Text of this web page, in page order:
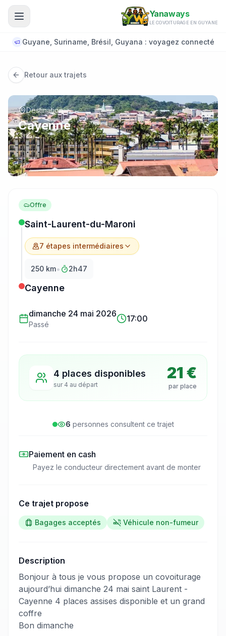
Aller au contenu principal
Yanaways
LE COVOITURAGE EN GUYANE
Guyane, Suriname, Brésil, Guyana : voyagez connecté
Retour aux trajets
Destination
Cayenne
Offre
Saint-Laurent-du-Maroni
7 étapes intermédiaires
250 km• 2h47
Cayenne
dimanche 24 mai 2026
Passé
17:00
4 places disponibles
sur 4 au départ
21 €
par place
6 personnes consultentce trajet
Paiement en cash
Payez le conducteur directement avant de monter
Ce trajet propose
Bagages acceptés Véhicule non-fumeur
Description
​‌​‍​‌‌​​​‌‌​‌‌​‌‌​‌​‌‌‌​​​​​‌‌​‌​‌​​‌‌‌‌​​​​​‌‌​‌‌‌​‌‌​​​‌​​‌‌​​​‌​​​‌‌​‌​‌​​‌‌​​​​​​‌‌​​​​​​‌‌​​​‌​​‌‌‌​​‌​​‌‌​‌​​​‌‌‌​‌‌​​‌‌‌‌​‌​​‌‌‌​‌‌​​‌‌‌​‌​‌​‌‌​​‌‌​​​‌‌​​​‌​‌‌‌​‌‌​​​‌‌​​‌‌​‌‌​‌‌‌‌​‌‌‌​​‌‌​‌‌​​​​‌‍Bonjour à tous je vous propose un covoiturage
aujourd’hui dimanche 24 mai saint Laurent -
Cayenne 4 places assises disponible et un grand
coffre
Bon dimanche